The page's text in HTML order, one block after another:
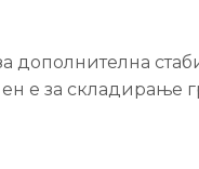
дополнителна
е за складирање